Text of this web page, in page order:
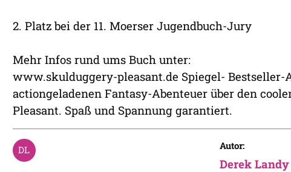
2. Platz bei der 11. Moerser Jugendbuch-Jury
Mehr Infos rund ums Buch unter:
www.skulduggery-pleasant.de Spiegel-
actiongeladenen Fantasy-Abenteuer über den
Pleasant. Spaß und Spannung garantiert.
Autor:
Derek Landy